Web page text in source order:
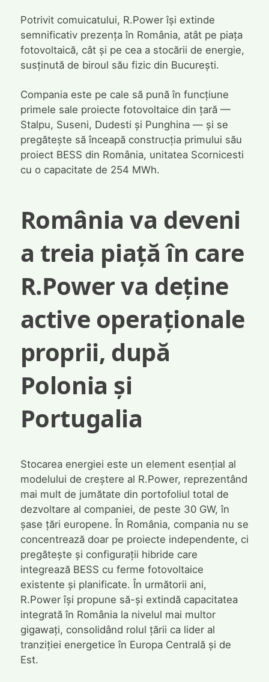
Potrivit comuicatului, R.Power își extinde
semnificativ prezența în România, atât pe piața
fotovoltaică, cât și pe cea a stocării de energie,
susținută de biroul său fizic din București.
Compania este pe cale să pună în funcțiune
primele sale proiecte fotovoltaice din țară —
Stalpu, Suseni, Dudesti și Punghina — și se
pregătește să înceapă construcția primului său
proiect BESS din România, unitatea Scornicesti
cu o capacitate de 254 MWh.
România va deveni
a treia piață în care
R.Power va deține
active operaționale
proprii, după
Polonia și
Portugalia
Stocarea energiei este un element esențial al
modelului de creștere al R.Power, reprezentând
mai mult de jumătate din portofoliul total de
dezvoltare al companiei, de peste 30 GW, în
șase țări europene. În România, compania nu se
concentrează doar pe proiecte independente, ci
pregătește și configurații hibride care
integrează BESS cu ferme fotovoltaice
existente și planificate. În următorii ani,
R.Power își propune să-și extindă capacitatea
integrată în România la nivelul mai multor
gigawați, consolidând rolul țării ca lider al
tranziției energetice în Europa Centrală și de
Est.